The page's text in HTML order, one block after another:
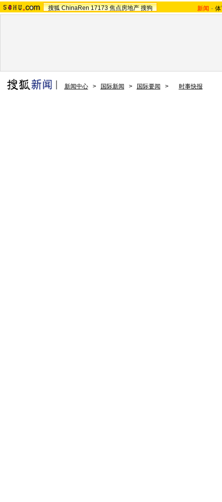
搜狐 ChinaRen 17173 焦点房地产 搜狗 新闻 -
新闻中心 > 国际新闻 > 国际要闻 > 时事快报